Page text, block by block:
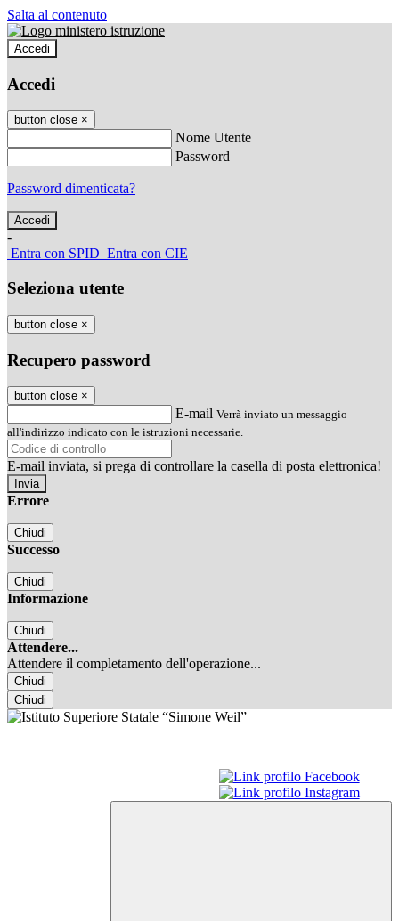
Salta al contenuto
Accedi
Accedi
button close ×
Nome Utente
Password
Password dimenticata?
-
Entra con SPID Entra con CIE
Seleziona utente
button close ×
Recupero password
button close ×
E-mail Verrà inviato un messaggio
all'indirizzo indicato con le istruzioni necessarie.
E-mail inviata, si prega di controllare la casella di posta elettronica!
Errore
Chiudi
Successo
Chiudi
Informazione
Chiudi
Attendere...
Attendere il completamento dell'operazione...
Chiudi
Chiudi